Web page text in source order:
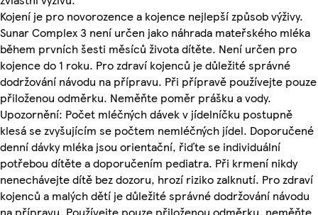
Kojení je pro novorozence a kojence nejlepší způsob výživy.
Sunar Complex 3 není určen jako náhrada mateřského mléka
během prvních šesti měsíců života dítěte. Není určen pro
kojence do 1 roku. Pro zdraví kojenců je důležité správné
dodržování návodu na přípravu. Při přípravě používejte pouze
přiloženou odměrku. Neměňte poměr prášku a vody.
Upozornění: Počet mléčných dávek v jídelníčku postupně
klesá se zvyšujícím se počtem nemléčných jídel. Doporučené
denní dávky mléka jsou orientační, řiďte se individuální
potřebou dítěte a doporučením pediatra. Při krmení nikdy
nenechávejte dítě bez dozoru, hrozí riziko zalknutí. Pro zdraví
kojenců a malých dětí je důležité správné dodržování návodu
na přípravu. Používejte pouze přiloženou odměrku, neměňte